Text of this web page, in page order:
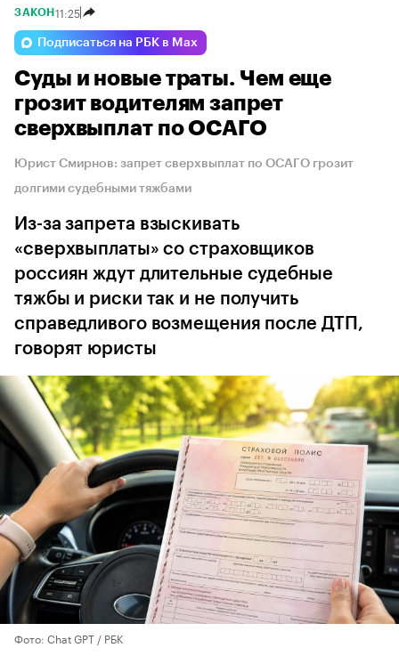
ЗАКОН 11:25
Подписаться на РБК в Max
Суды и новые траты. Чем еще
грозит водителям запрет
сверхвыплат по ОСАГО
Юрист Смирнов: запрет сверхвыплат по ОСАГО грозит
долгими судебными тяжбами
Из-за запрета взыскивать
«сверхвыплаты» со страховщиков
россиян ждут длительные судебные
тяжбы и риски так и не получить
справедливого возмещения после ДТП,
говорят юристы
Фото: Chat GPT / РБК